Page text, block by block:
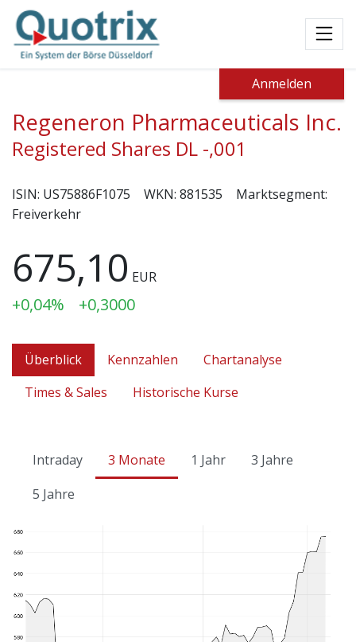
Anmelden
Regeneron Pharmaceuticals Inc.
Registered Shares DL -,001
ISIN: US75886F1075 WKN: 881535
Marktsegment:
Freiverkehr
675,10 EUR
+0,04% +0,3000
Überblick Kennzahlen
Chartanalyse
Times & Sales
Historische Kurse
Intraday 3 Monate 1 Jahr
3 Jahre
5 Jahre